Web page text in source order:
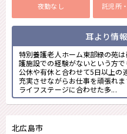
夜勤なし 託児所
耳より情
特別養護老人ホーム東部緑の苑
護施設での経験がないという方
公休や有休と合わせて5日以上
充実させながらお仕事を頑張れま
ライフステージに合わせた多...
北広島市